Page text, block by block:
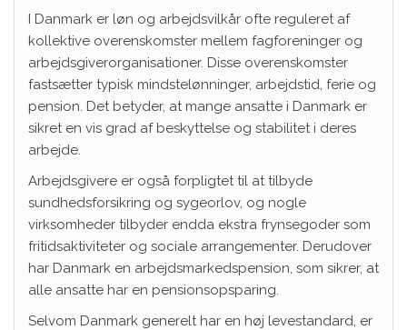
I Danmark er løn og arbejdsvilkår ofte reguleret af
kollektive overenskomster mellem fagforeninger og
arbejdsgiverorganisationer. Disse overenskomster
fastsætter typisk mindstelønninger, arbejdstid, ferie og
pension. Det betyder, at mange ansatte i Danmark er
sikret en vis grad af beskyttelse og stabilitet i deres
arbejde.
Arbejdsgivere er også forpligtet til at tilbyde
sundhedsforsikring og sygeorlov, og nogle
virksomheder tilbyder endda ekstra frynsegoder som
fritidsaktiviteter og sociale arrangementer. Derudover
har Danmark en arbejdsmarkedspension, som sikrer, at
alle ansatte har en pensionsopsparing.
Selvom Danmark generelt har en høj levestandard, er